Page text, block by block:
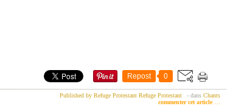
Repost 0
Published by Refuge Protestant Refuge Protestant - dans Chants
commenter cet article